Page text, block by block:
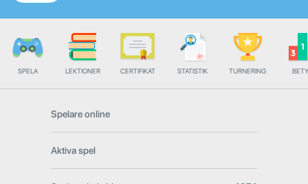
SPELA LEKTIONER CERTIFIKAT STATISTIK TURNERING
Spelare online
Aktiva spel